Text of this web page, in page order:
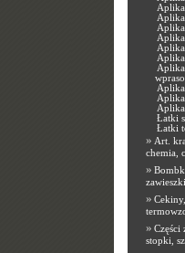
Łatki
Łatki
» Art.
chemia,
»
zawieszki
»
» Części
stopki,